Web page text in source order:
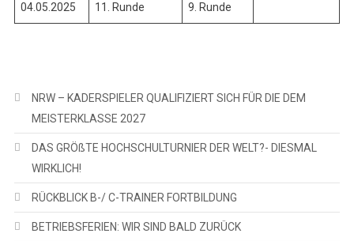
04.05.2025 11. Runde 9. Runde
NRW – KADERSPIELER QUALIFIZIERT SICH FÜR DIE DEM
MEISTERKLASSE 2027
DAS GRÖßTE HOCHSCHULTURNIER DER WELT?- DIESMAL
WIRKLICH!
RÜCKBLICK B-/ C-TRAINER FORTBILDUNG
BETRIEBSFERIEN: WIR SIND BALD ZURÜCK